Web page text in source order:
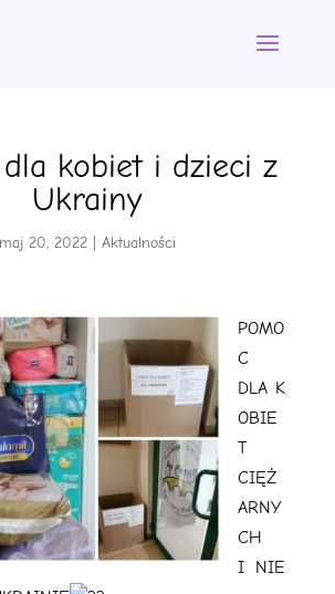
kobiet i dzieci z
Ukrainy
maj 20, 2022| Aktualności
POMO
C
DLA K
OBIE
T
CIĘŻ
ARNY
CH
I NIE